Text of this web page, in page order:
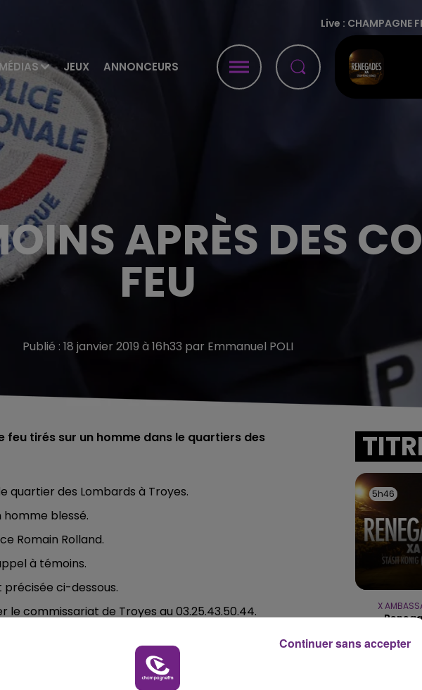
MÉDIAS JEUX ANNONCEURS
Live : CHAMPAGNE
LE TICKET DE CAISSE
14h00 -
LA
APRÈS DES
FEU
Publié : 18 janvier 2019 à 16h33 par Emmanuel POLI
tirés sur un homme dans le quartiers des
quartier des Lombards à Troyes.
blessé.
Romain Rolland.
à témoins.
ci-dessous.
le commissariat de Troyes au 03.25.43.50.44.
sur cette affaire, merci de contacter les
aux heures ouvrables du lundi au vendredi.
5h46
5h46
X
Continuer sans accepter